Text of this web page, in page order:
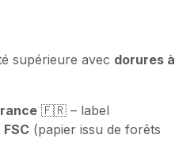
supérieure avec dorures à
🇫🇷 – label
FSC (papier issu de forêts